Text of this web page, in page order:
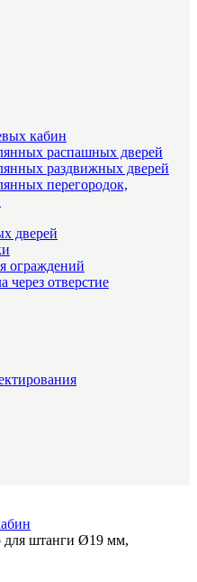
кабин
распашных дверей
раздвижных дверей
перегородок,
дверей
ограждений
через отверстие
для штанги Ø19 мм,